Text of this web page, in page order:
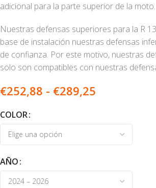
adicional para la parte superior de la moto.
Nuestras defensas superiores para la R
base de instalación nuestras defensas
de confianza. Por este motivo, nuestras
solo son compatibles con nuestras
€252,88 - €289,25
COLOR
AÑO